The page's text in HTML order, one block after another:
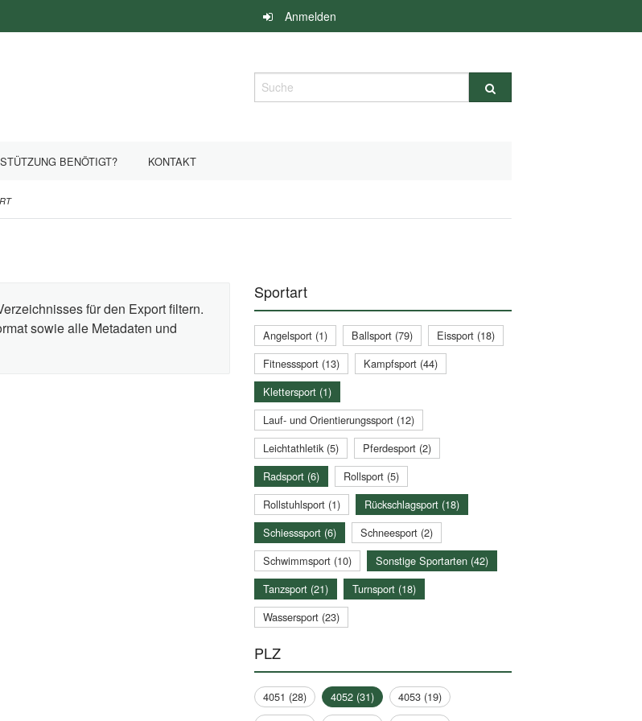
Anmelden
Suche
BENÖTIGT? KONTAKT
für den Export filtern.
sowie alle Metadaten und
Sportart
Angelsport (1) Ballsport (79)
Eissport (18)
Fitnesssport (13)
Kampfsport (44)
Klettersport (1)
Lauf- und Orientierungssport (12)
Leichtathletik (5)
Pferdesport (2)
Radsport (6)
Rollsport (5)
Rollstuhlsport (1)
Rückschlagsport (18)
Schiesssport (6)
Schneesport (2)
Schwimmsport (10)
Sonstige Sportarten (42)
Tanzsport (21)
Turnsport (18)
Wassersport (23)
PLZ
4051 (28) 4052 (31)
4053 (19)